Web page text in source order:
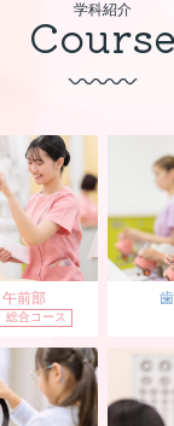
学科紹介
Course
前部
総合コース